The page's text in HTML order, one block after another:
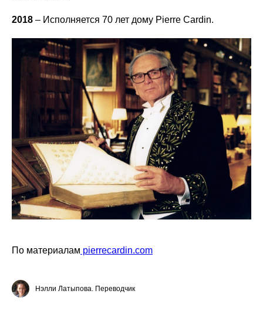
2018 – Исполняется 70 лет дому Pierre Cardin.
По материалам pierrecardin.com
Нэлли Латыпова. Переводчик